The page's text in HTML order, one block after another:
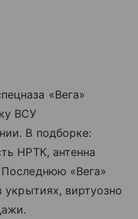
«Вега»
ВСУ
В подборке:
НРТК, антенна
«Вега»
виртуозно